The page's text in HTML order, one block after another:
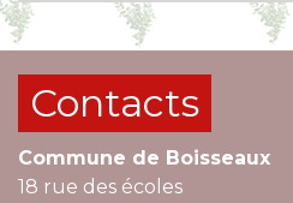
Contacts
Commune de Boisseaux
18 rue des écoles